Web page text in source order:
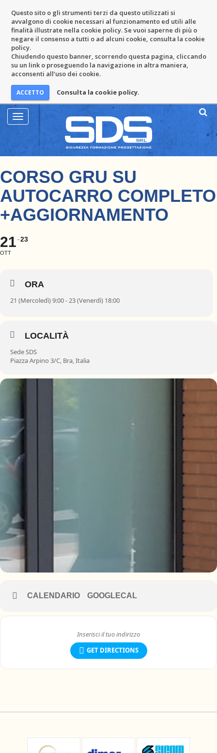
Questo sito o gli strumenti terzi da questo utilizzati si
avvalgono di cookie necessari al funzionamento ed utili alle
finalità illustrate nella cookie policy. Se vuoi saperne di più o
negare il consenso a tutti o ad alcuni cookie, consulta la cookie
policy.
Chiudendo questo banner, scorrendo questa pagina, cliccando
su un link o proseguendo la navigazione in altra maniera,
acconsenti all’uso dei cookie.
Consulta la cookie policy.
Mostra
Menu
CORSO GRU SU
AUTOCARRO COMPLETO
+AGGIORNAMENTO
21
OTT
23
ORA
21 (Mercoledì) 9:00 - 23 (Venerdì) 18:00
LOCALITÀ
Sede SDS
Piazza Arpino 3/C, Bra, Italia
CALENDARIO GOOGLECAL
GET DIRECTIONS